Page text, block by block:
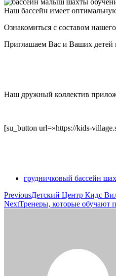
Наш бассейн имеет
Ознакомиться с составом
Приглашаем Вас и Ваших детей
Наш дружный коллектив
[su_button url=»https://kids-
грудничковый бассейн
PreviousДетский Центр Кидс
NextТренеры, которые обучают